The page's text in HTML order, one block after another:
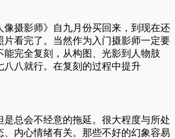
像摄影师》自九月份买回来，到现在还
片看完了。当然作为入门摄影师一定要
能完全复刻，从构图、光影到人物肢
八八就行。在复刻的过程中提升
是总会不经意的拖延。很大程度与所处
、内心情绪有关。那些不好的幻象容易